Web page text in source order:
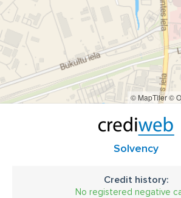
© MapTiler©
Solvency
Credit history:
No registered negative